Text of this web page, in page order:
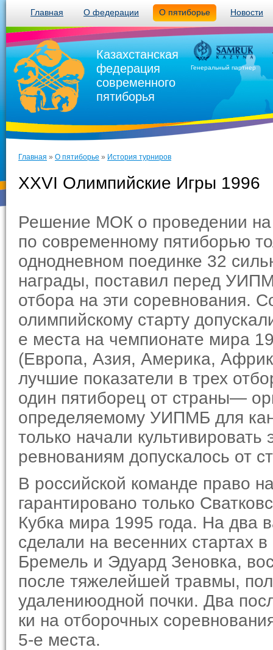
Главная О федерации О пятиборье Новости
Казахстанская
федерация
современного
пятиборья
Генеральный партнер
Главная » О пятиборье » История турниров
XXVI Олимпийские Игры 1996
Решение МОК о проведении
по современному пятиборью
однодневном поединке 32
награды, поставил перед
отбора на эти соревнования.
олимпий­скому старту
е места на чемпионате мира
(Европа, Азия, Америка,
лучшие показатели в трех
один пятиборец от страны—
определяемому УИПМБ для
только начали
ревнованиям допускалось от
В российской команде право
гарантировано только
Кубка мира 1995 года. На два
сделали на весенних стартах
Бремель и Эдуард Зеновка,
после тяжелейшей травмы,
удалениюодной почки. Два
ки на отборочных
5-е места.